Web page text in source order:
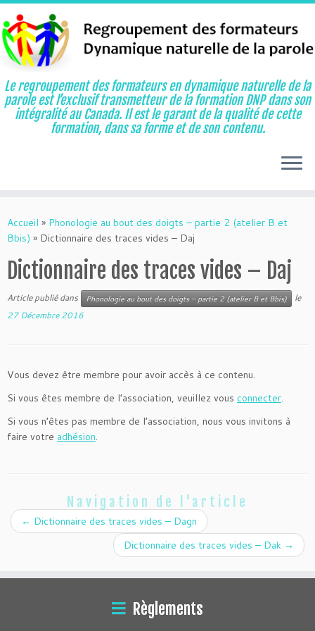
au
contenu
Le regroupement des formateurs en dynamique naturelle de la
parole est l’exclusif transmetteur de la formation DNP dans son
intégralité au Canada. Il est le garant de la qualité de cette
formation, dans sa forme et de son contenu.
Accueil » Phonologie au bout des doigts – partie 2 (atelier B et
Bbis) » Dictionnaire des traces vides – Daj
Dictionnaire des traces vides – Daj
Article publié dans Phonologie au bout des doigts – partie 2 (atelier B et Bbis)
le
27 Décembre 2016
Vous devez être membre pour avoir accès à ce contenu.
Si vous êtes membre de l’association, veuillez vous connecter.
Si vous n’êtes pas membre de l’association, nous vous invitons à
faire votre adhésion.
Navigation de l'article
← Dictionnaire des traces vides – Dagn
Dictionnaire des traces vides – Dak →
Règlements